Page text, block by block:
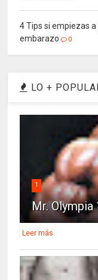
4 Tips si empiezas
embarazo
0
LO +
1
Mr.
Leer más